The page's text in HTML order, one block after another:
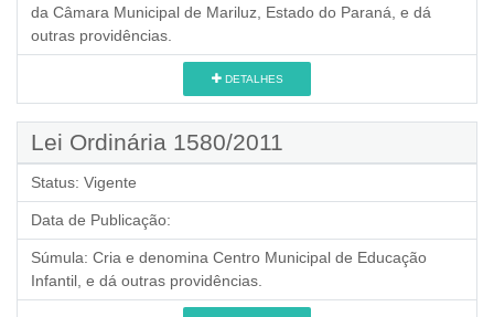
da Câmara Municipal de Mariluz, Estado do Paraná, e dá
outras providências.
DETALHES
Lei Ordinária 1580/2011
Status: Vigente
Data de Publicação:
Súmula: Cria e denomina Centro Municipal de Educação
Infantil, e dá outras providências.